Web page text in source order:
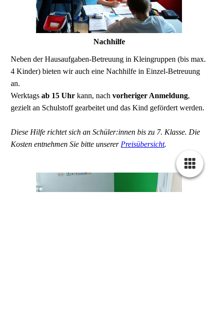
Nachhilfe
Neben der Hausaufgaben-Betreuung in Kleingruppen (bis max.
4 Kinder) bieten wir auch eine Nachhilfe in Einzel-Betreuung
an.
Werktags ab 15 Uhr kann, nachvorheriger Anmeldung,
gezielt an Schulstoff gearbeitet und das Kind gefördert werden.
Diese Hilfe richtet sich an Schüler:innen bis zu 7. Klasse. Die
Kosten entnehmen Sie bitte unserer Preisübersicht.